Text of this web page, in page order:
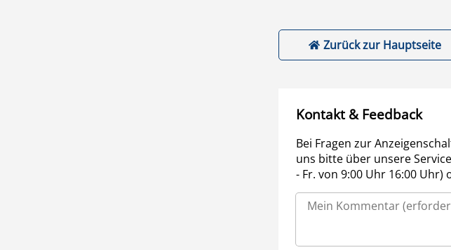
Zurück zur Hauptseite
Kontakt & Feedback
Bei Fragen zur
uns bitte über unsere
- Fr. von 9:00 Uhr 16:00